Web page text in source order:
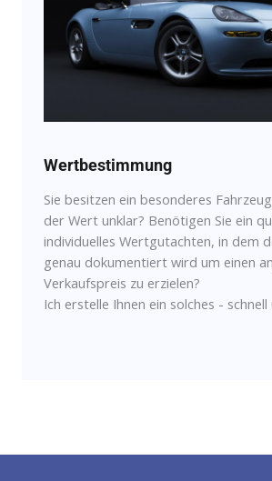
Wertbestimmung
Sie besitzen ein besonderes
der Wert unklar? Benötigen Sie ein
individuelles Wertgutachten, in dem
genau dokumentiert wird um einen
Verkaufspreis zu erzielen?
Ich erstelle Ihnen ein solches -